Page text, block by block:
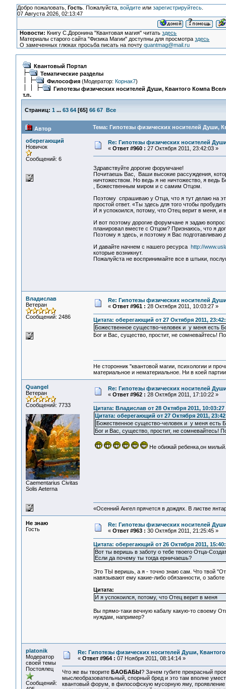
Добро пожаловать, Гость. Пожалуйста, войдитеили зарегистрируйтесь.
07 Августа 2026, 02:13:47
Новости: Книгу С.Доронина "Квантовая магия" читатьздесь
Материалы старого сайта "Физика Магии" доступны для просмотраздесь
О замеченных глюках просьба писать на почтуquantmag@mail.ru
Квантовый Портал
Тематические разделы
Философия (Модератор: Корнак7)
Гипотезы физических носителей Души, Квантого Компа
т.п.
Страниц: 1 ... 63 64 [65] 66 67 Все
Автор Тема: Гипотезы физических носителей Души,
оберегающий
Новичок
Сообщений: 6
Re: Гипотезы физических носителей
« Ответ #960 : 27 Октября 2011, 23:42:03 »
Здравствуйте дорогие форумчане!
Почитаешь Вас, Ваши высокие рассуждения,
ничтожеством. Но ведь я не ничтожество, я
, Божественным миром и с самим Отцом.
Поэтому спрашиваю у Отца, что я тут делаю на
простой ответ. «Ты здесь для того чтобы
И я успокоился, потому, что Отец верит в меня,
И вот поэтому дорогие форумчане я задаю
планировал вместе с Отцом? Признаюсь, что я
Поэтому я здесь, и поэтому я Вас
И давайте начнем с нашего ресурса http://
которые возникнут.
Пожалуйста не воспринимайте все в штыки,
Владислав
Ветеран
Сообщений: 2486
Re: Гипотезы физических носителей
« Ответ #961 : 28 Октября 2011, 10:03:27 »
Цитата: оберегающий от 27 Октября 2011,
Божественное существо-человек и у меня
Бог и Вас, существо, простит, не сомневайтесь!
Не сторонник "квантовой магии, психологии и
материальное и нематериальное. Ни в коей
Quangel
Ветеран
Сообщений: 7733
Сaementarius Civitas
Solis Aeterna
Re: Гипотезы физических носителей
« Ответ #962 : 28 Октября 2011, 17:10:22 »
Цитата: Владислав от 28 Октября 2011, 10:03:27
Цитата: оберегающий от 27 Октября 2011,
Божественное существо-человек и у меня
Бог и Вас, существо, простит, не сомневайтесь!
Не обижай ребенка,он
«Осенний Ангел прячется в дождях. В листве
Не знаю
Гость
Re: Гипотезы физических носителей
« Ответ #963 : 30 Октября 2011, 21:25:45 »
Цитата: оберегающий от 26 Октября 2011,
Вот ты веришь в заботу о тебе твоего Отца-
Если да почему ты тогда ерничаешь?
Это ТЫ веришь, а я - точно знаю сам. Что твой
навязывают ему какие-либо обязанности, о
Цитата:
И я успокоился, потому, что Отец верит в меня
Вы прямо-таки вечную кабалу какую-то своему
нуждам, например?
platonik
Модератор
своей темы
Постоялец
Сообщений:
Re: Гипотезы физических носителей Души,
« Ответ #964 : 07 Ноября 2011, 08:14:14 »
Что же вы творите БAОБАБЫ ? Зачем губите прекрасный
мыслеобразовательный, спорный бред и это там вполне
квантовый форум, в философскую мусорную яму,